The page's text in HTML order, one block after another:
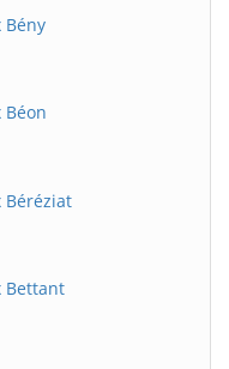
Bény
Béréziat
Bettant